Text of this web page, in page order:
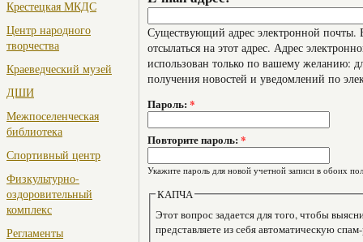
Крестецкая МКДС
Центр народного
творчества
Краеведческий музей
ДШИ
Межпоселенческая
библиотека
Спортивный центр
Физкультурно-
оздоровительный
комплекс
Регламенты
Существующий адрес электронной почты.
отсылаться на этот адрес. Адрес
использован только по вашему желанию:
получения новостей и уведомлений по
Пароль: *
Повторите пароль: *
Укажите пароль для новой учетной записи в обоих
КАПЧА
Этот вопрос задается для того, чтобы выяснить,
представляете из себя автоматическую